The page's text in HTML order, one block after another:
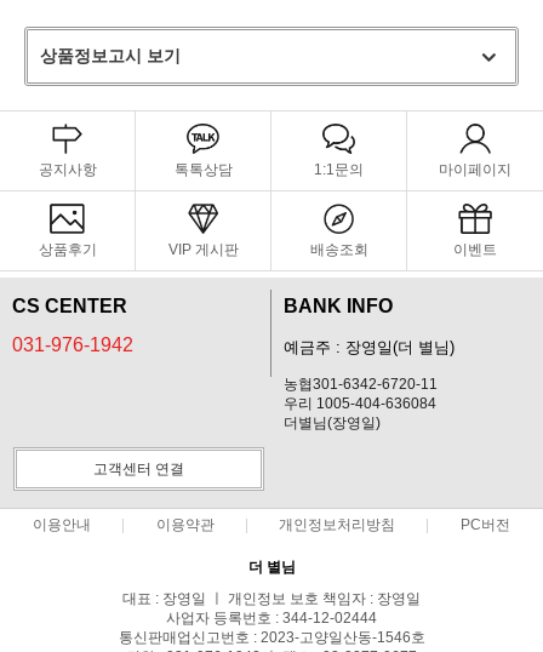
상품정보고시 보기
공지사항 톡톡상담 1:1문의 마이페이지
상품후기 VIP 게시판 배송조회 이벤트
CS CENTER
031-976-1942
BANK INFO
예금주 : 장영일(더 별님)
농협301-6342-6720-11
우리 1005-404-636084
더별님(장영일)
고객센터 연결
이용안내 이용약관 개인정보처리방침 PC버전
더 별님
대표 : 장영일 ㅣ 개인정보 보호 책임자 : 장영일
사업자 등록번호 : 344-12-02444
통신판매업신고번호 : 2023-고양일산동-1546호